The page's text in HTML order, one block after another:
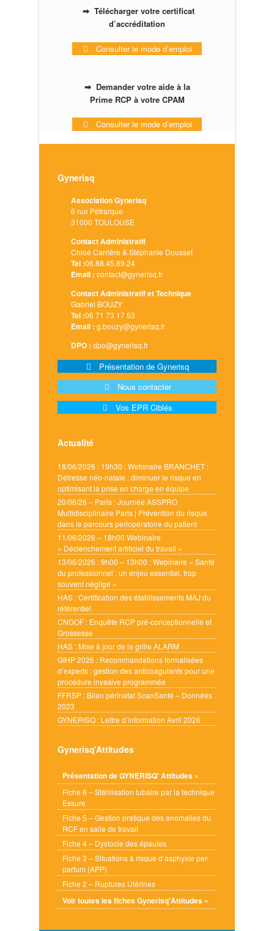
➡ Télécharger votre certificat
d’accréditation
Consulter le mode d’emploi
➡ Demander votre aide à la
Prime RCP à votre CPAM
Consulter le mode d’emploi
Gynerisq
Association Gynerisq
6 rue Pétrarque
31000 TOULOUSE
Contact Administratif
Chloé Carrière & Stéphanie Dousset
Tel :06.88.45.89.24
Email : contact@gynerisq.fr
Contact Administratif et Technique
Gabriel BOUZY
Tel :06 71 73 17 53
Email : g.bouzy@gynerisq.fr
DPO : dpo@gynerisq.fr
Présentation de Gynerisq
Nous contacter
Vos EPR Ciblés
Actualité
18/06/2026 : 19h30 : Webinaire BRANCHET :
Détresse néo-natale : diminuer le risque en
optimisant la prise en charge en équipe
20/06/26 – Paris : Journée ASSPRO
Multidisciplinaire Paris | Prévention du risque
dans le parcours periopératoire du patient
11/06/2026 – 18h00 Webinaire
« Déclenchement artificiel du travail »
13/06/2026 : 9h00 – 13h00 : Webinaire « Santé
du professionnel : un enjeu essentiel, trop
souvent négligé »
HAS : Certification des établissements MAJ du
référentiel
CNGOF : Enquête RCP pré-conceptionnelle et
Grossesse
HAS : Mise à jour de la grille ALARM
GIHP 2026 : Recommandations formalisées
d’experts : gestion des anticoagulants pour une
procédure invasive programmée
FFRSP : Bilan périnatal ScanSanté – Données
2023
GYNERISQ : Lettre d’information Avril 2026
Gynerisq'Attitudes
Présentation de GYNERISQ' Attitudes »
Fiche 6 – Stérilisation tubaire par la technique
Essure
Fiche 5 – Gestion pratique des anomalies du
RCF en salle de travail
Fiche 4 – Dystocie des épaules
Fiche 3 – Situations à risque d’asphyxie per-
partum (APP)
Fiche 2 – Ruptures Utérines
Voir toutes les fiches Gynerisq'Attitudes »